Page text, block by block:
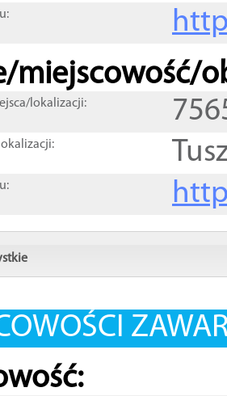
miejscowość/
lokalizacji: